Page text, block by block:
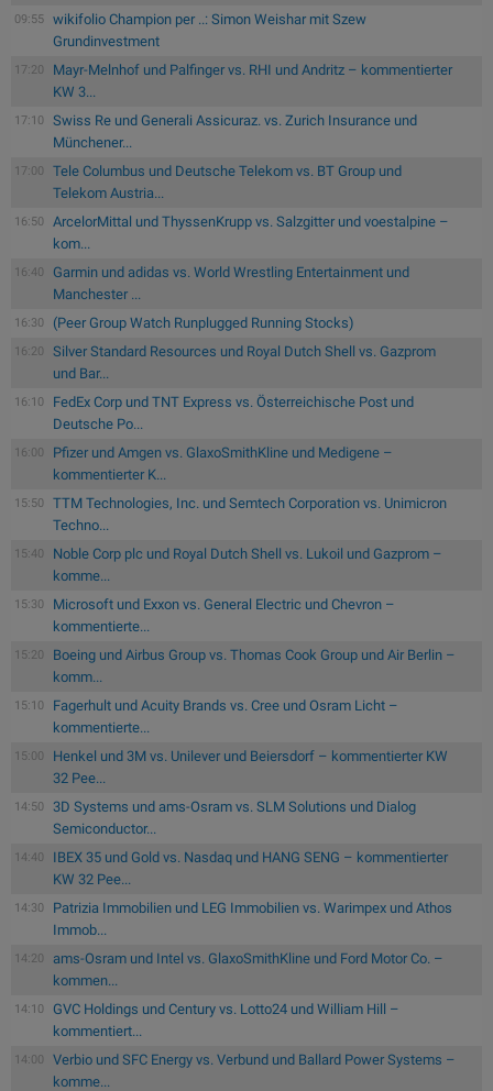
09:55
wikifolio Champion per ..: Simon Weishar mit Szew
Grundinvestment
17:20
Mayr-Melnhof und Palfinger vs. RHI und Andritz – kommentierter
KW 3...
17:10
Swiss Re und Generali Assicuraz. vs. Zurich Insurance und
Münchener...
17:00
Tele Columbus und Deutsche Telekom vs. BT Group und
Telekom Austria...
16:50
ArcelorMittal und ThyssenKrupp vs. Salzgitter und voestalpine –
kom...
16:40
Garmin und adidas vs. World Wrestling Entertainment und
Manchester ...
16:30 (Peer Group Watch Runplugged Running Stocks)
16:20
Silver Standard Resources und Royal Dutch Shell vs. Gazprom
und Bar...
16:10
FedEx Corp und TNT Express vs. Österreichische Post und
Deutsche Po...
16:00
Pfizer und Amgen vs. GlaxoSmithKline und Medigene –
kommentierter K...
15:50
TTM Technologies, Inc. und Semtech Corporation vs. Unimicron
Techno...
15:40
Noble Corp plc und Royal Dutch Shell vs. Lukoil und Gazprom –
komme...
15:30
Microsoft und Exxon vs. General Electric und Chevron –
kommentierte...
15:20
Boeing und Airbus Group vs. Thomas Cook Group und Air Berlin –
komm...
15:10
Fagerhult und Acuity Brands vs. Cree und Osram Licht –
kommentierte...
15:00
Henkel und 3M vs. Unilever und Beiersdorf – kommentierter KW
32 Pee...
14:50
3D Systems und ams-Osram vs. SLM Solutions und Dialog
Semiconductor...
14:40
IBEX 35 und Gold vs. Nasdaq und HANG SENG – kommentierter
KW 32 Pee...
14:30
Patrizia Immobilien und LEG Immobilien vs. Warimpex und Athos
Immob...
14:20
ams-Osram und Intel vs. GlaxoSmithKline und Ford Motor Co. –
kommen...
14:10
GVC Holdings und Century vs. Lotto24 und William Hill –
kommentiert...
14:00
Verbio und SFC Energy vs. Verbund und Ballard Power Systems –
komme...